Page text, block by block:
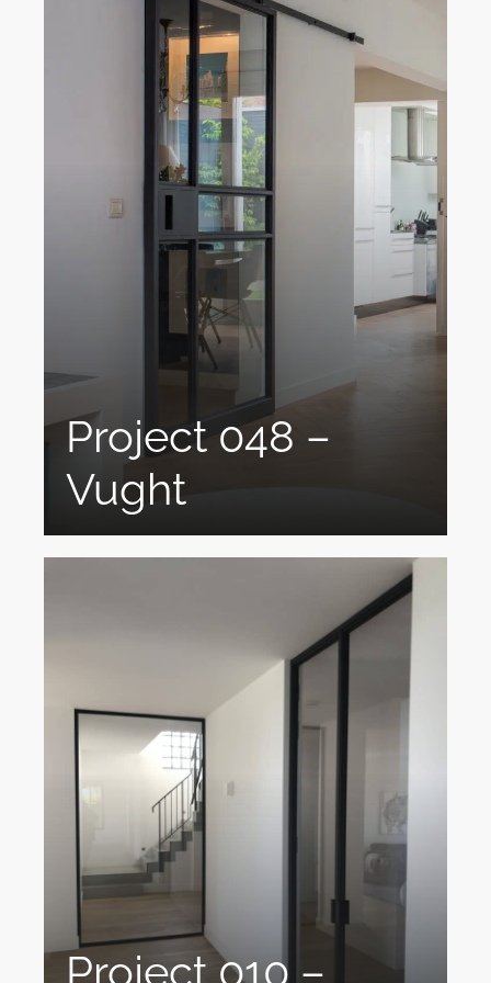
Project 048 –
Vught
Industriële Stalen Schuifdeuren: Robuust en
Stijlvol Ontdek de perfecte combinatie...
Project 010 –